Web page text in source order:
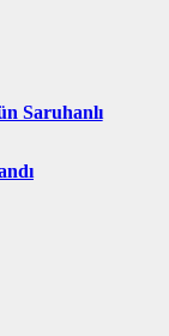
Saruhanlı